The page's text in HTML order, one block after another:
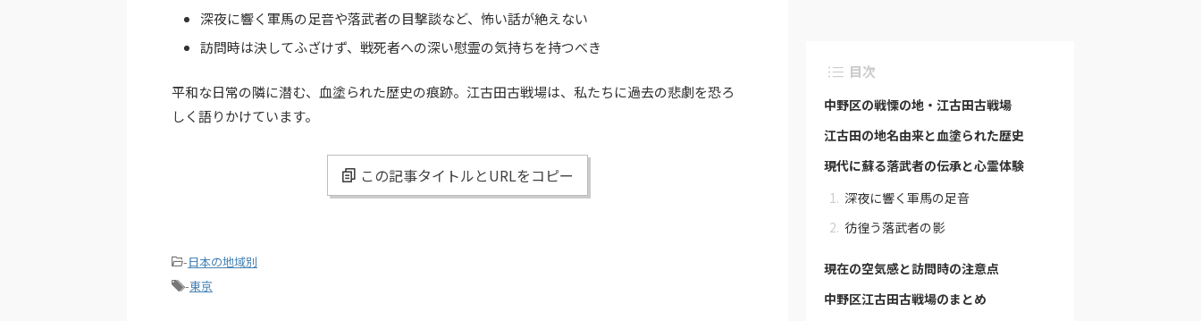
深夜に響く軍馬の足音や落武者の目撃談など、怖い話が絶えない
訪問時は決してふざけず、戦死者への深い慰霊の気持ちを持つべき
平和な日常の隣に潜む、血塗られた歴史の痕跡。江古田古戦場は、私たちに過去の悲劇を恐ろ
しく語りかけています。
この記事タイトルとURLをコピー
-日本の地域別
-東京
目次
中野区の戦慄の地・江古田古戦場
江古田の地名由来と血塗られた歴史
現代に蘇る落武者の伝承と心霊体験
深夜に響く軍馬の足音
彷徨う落武者の影
現在の空気感と訪問時の注意点
中野区江古田古戦場のまとめ